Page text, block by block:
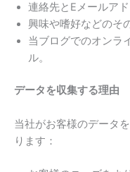
連絡先とEメールア
興味や嗜好などのそ
当ブログでのオンラ
ル。
データを収集する理由
当社がお客様のデータ
ります：